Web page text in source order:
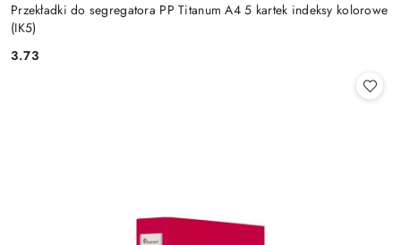
Przekładki do segregatora PP Titanum A4 5 kartek indeksy kolorowe
(IK5)
Cena:
3.73